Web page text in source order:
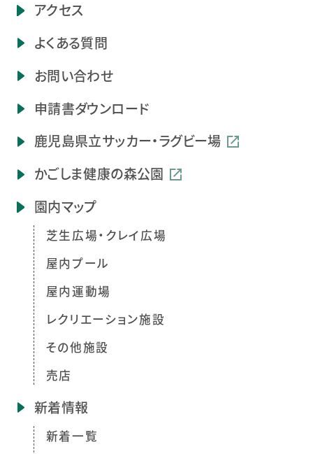
アクセス
よくある質問
お問い合わせ
申請書ダウンロード
鹿児島県立サッカー・ラグビー場
かごしま健康の森公園
園内マップ
芝生広場・クレイ広場
屋内プール
屋内運動場
レクリエーション施設
その他施設
売店
新着情報
新着一覧